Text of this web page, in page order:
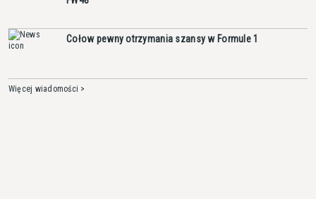
Cołow pewny otrzymania szansy w Formule 1
Więcej wiadomości >